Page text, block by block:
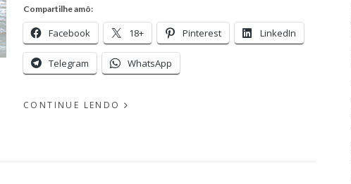
Compartilhe amô:
Facebook 18+ Pinterest LinkedIn
Telegram WhatsApp
CONTINUE LENDO